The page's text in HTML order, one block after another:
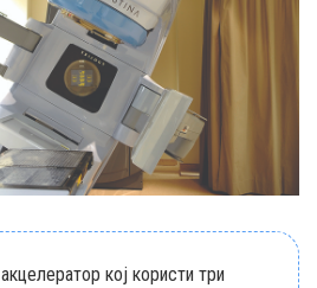
кој користи три